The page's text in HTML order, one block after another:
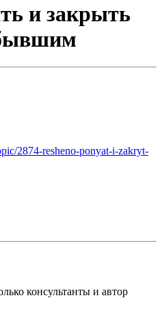
и закрыть
2874-resheno-ponyat-i-zakryt-
консультанты и автор